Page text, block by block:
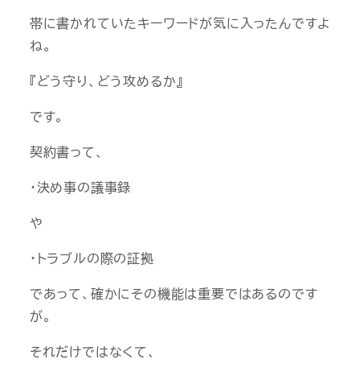
帯に書かれていたキーワードが気に入ったんですよ
ね。
『どう守り、どう攻めるか』
です。
契約書って、
・決め事の議事録
や
・トラブルの際の証拠
であって、確かにその機能は重要ではあるのです
が。
それだけではなくて、